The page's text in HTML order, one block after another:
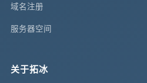
域名注册
服务器空间
关于拓冰